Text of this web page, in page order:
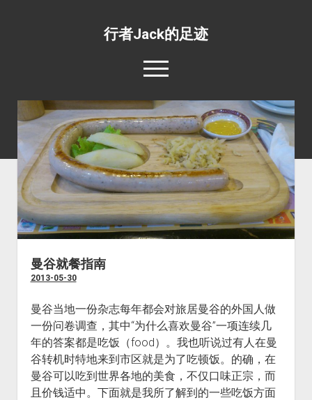
行者Jack的足迹
open
menu
139国行
专题照片
open
dropdown
menu
世界美食
野生动物
宗教场所
文化遗址
世界之最
旅游杂文
open
dropdown
menu
环绕地球一周并不难
工薪族也可以周游世界
目的地推荐
open
dropdown
menu
四条最惊心动魄的航线
五条最具挑战性的公路
五条最值得体验的火车线路
曼谷就餐指南
2013-05-30
曼谷当地一份杂志每年都会对旅居曼谷的外国人做
一份问卷调查，其中“为什么喜欢曼谷”一项连续几
年的答案都是吃饭（food）。我也听说过有人在曼
谷转机时特地来到市区就是为了吃顿饭。的确，在
曼谷可以吃到世界各地的美食，不仅口味正宗，而
且价钱适中。下面就是我所了解到的一些吃饭方面